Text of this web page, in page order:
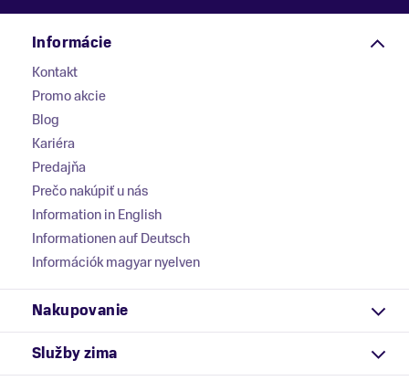
Informácie
Kontakt
Promo akcie
Blog
Kariéra
Predajňa
Prečo nakúpiť u nás
Information in English
Informationen auf Deutsch
Információk magyar nyelven
Nakupovanie
Služby zima